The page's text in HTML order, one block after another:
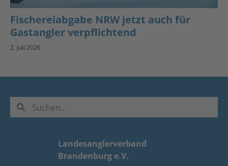
Fischereiabgabe NRW jetzt auch für
Gastangler verpflichtend
2. Juli 2026
Landesanglerverband
Brandenburg e.V.